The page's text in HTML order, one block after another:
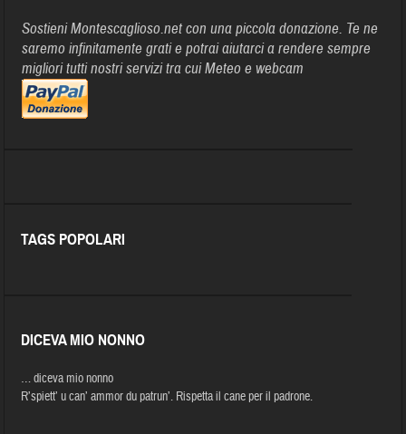
Sostieni Montescaglioso.net con una piccola donazione. Te ne
saremo infinitamente grati e potrai aiutarci a rendere sempre
migliori tutti nostri servizi tra cui Meteo e webcam
TAGS POPOLARI
DICEVA MIO NONNO
… diceva mio nonno
R’spiett’ u can’ ammor du patrun’. Rispetta il cane per il padrone.